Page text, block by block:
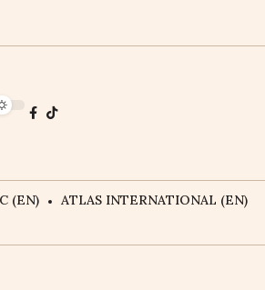
(EN)
ATLAS INTERNATIONAL (EN)